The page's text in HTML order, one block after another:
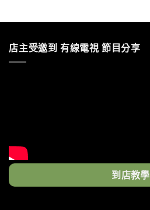
店主受邀到 有線電視 節目分享
到店教學